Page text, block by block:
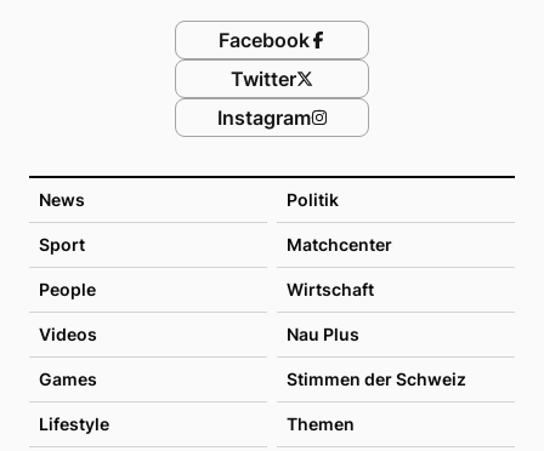
News Politik
Sport Matchcenter
People Wirtschaft
Videos Nau Plus
Games Stimmen der Schweiz
Lifestyle Themen
Facebook
Twitter
Instagram